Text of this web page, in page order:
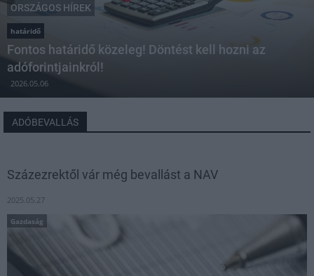
ORSZÁGOS HÍREK
határidő
Fontos határidő közeleg! Döntést kell hozni az
adóforintjainkról!
2026.05.06
ADÓBEVALLÁS
Százezrektől vár még bevallást a NAV
2025.05.27
Gazdaság